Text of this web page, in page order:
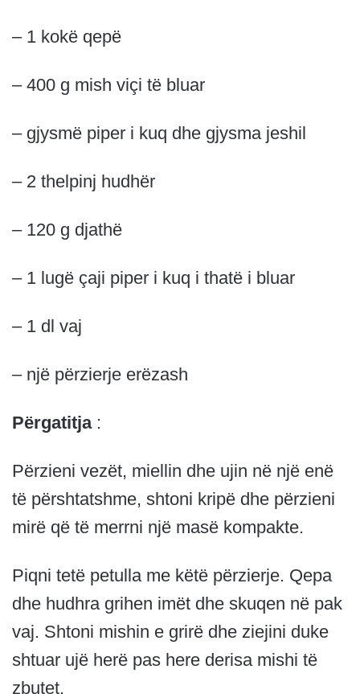
– 1 kokë qepë
– 400 g mish viçi të bluar
– gjysmë piper i kuq dhe gjysma jeshil
– 2 thelpinj hudhër
– 120 g djathë
– 1 lugë çaji piper i kuq i thatë i bluar
– 1 dl vaj
– një përzierje erëzash
Përgatitja:
Përzieni vezët, miellin dhe ujin në një enë
të përshtatshme, shtoni kripë dhe përzieni
mirë që të merrni një masë kompakte.
Piqni tetë petulla me këtë përzierje. Qepa
dhe hudhra grihen imët dhe skuqen në pak
vaj. Shtoni mishin e grirë dhe ziejini duke
shtuar ujë herë pas here derisa mishi të
zbutet.